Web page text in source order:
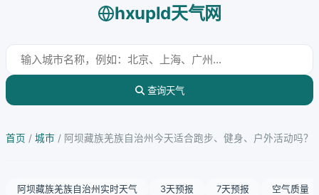
hxupld天气网
查询天气
首页 / 城市 / 阿坝藏族羌族自治州今天适合跑步、健身、户外活动吗？
阿坝藏族羌族自治州实时天气 3天预报 7天预报 空气质量